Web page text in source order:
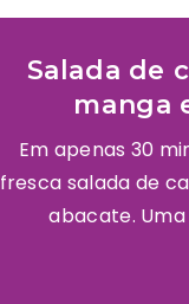
Salada de
manga
Em apenas 30
fresca salada de
abacate.